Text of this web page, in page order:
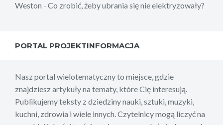
Weston - Co zrobić, żeby ubrania się nie elektryzowały?
PORTAL PROJEKTINFORMACJA
Nasz portal wielotematyczny to miejsce, gdzie
znajdziesz artykuły na tematy, które Cię interesują.
Publikujemy teksty z dziedziny nauki, sztuki, muzyki,
kuchni, zdrowia i wiele innych. Czytelnicy mogą liczyć na